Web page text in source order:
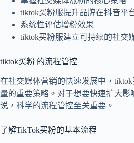
tiktok买粉服提升品牌在抖音平
系统性评估增粉效果
tiktok买粉服建立可持续的社交
tiktok买粉 的流程管控
在社交媒体营销的快速发展中，
量的重要策略。对于想要快速扩大
说，科学的流程管控至关重要。
了解TikTok买粉的基本流程